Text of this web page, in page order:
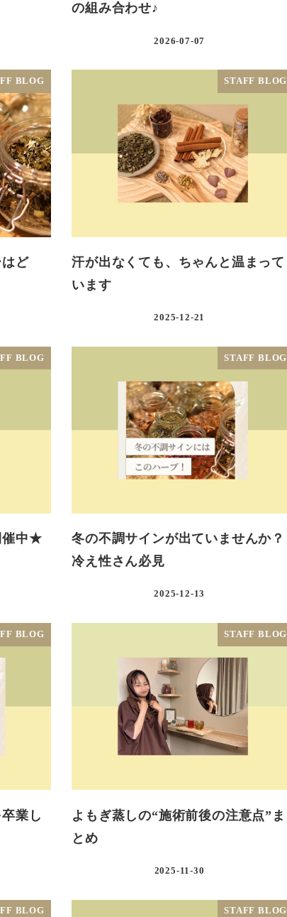
の組み合わせ♪
2026-07-07
BLOG
ど
STAFF BLOG
汗が出なくても、ちゃんと温まって
います
2025-12-21
BLOG
催中★
STAFF BLOG
冬の不調サインが出ていませんか？
冷え性さん必見
2025-12-13
BLOG
業し
STAFF BLOG
よもぎ蒸しの“施術前後の注意点”ま
とめ
2025-11-30
BLOG STAFF BLOG